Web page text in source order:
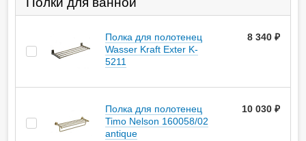
Полка для полотенец
Wasser Kraft Exter K-
5211
8 340
Полка для полотенец
Timo Nelson 160058/02
antique
10 030